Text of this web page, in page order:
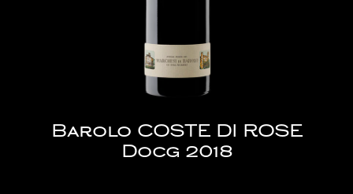
Barolo COSTE DI ROSE
Docg 2018